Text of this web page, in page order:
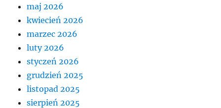
maj 2026
kwiecień 2026
marzec 2026
luty 2026
styczeń 2026
grudzień 2025
listopad 2025
sierpień 2025